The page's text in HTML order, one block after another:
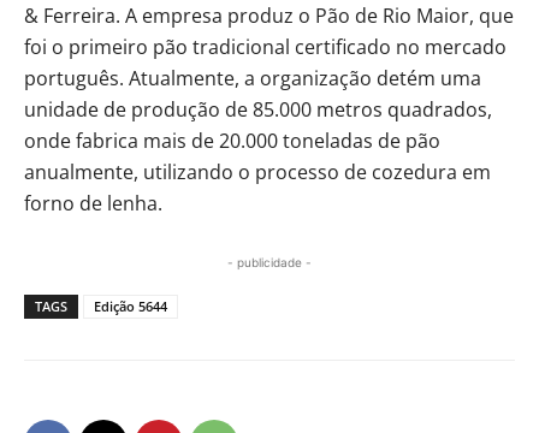
& Ferreira. A empresa produz o Pão de Rio Maior, que
foi o primeiro pão tradicional certificado no mercado
português. Atualmente, a organização detém uma
unidade de produção de 85.000 metros quadrados,
onde fabrica mais de 20.000 toneladas de pão
anualmente, utilizando o processo de cozedura em
forno de lenha.
- publicidade -
TAGS Edição 5644